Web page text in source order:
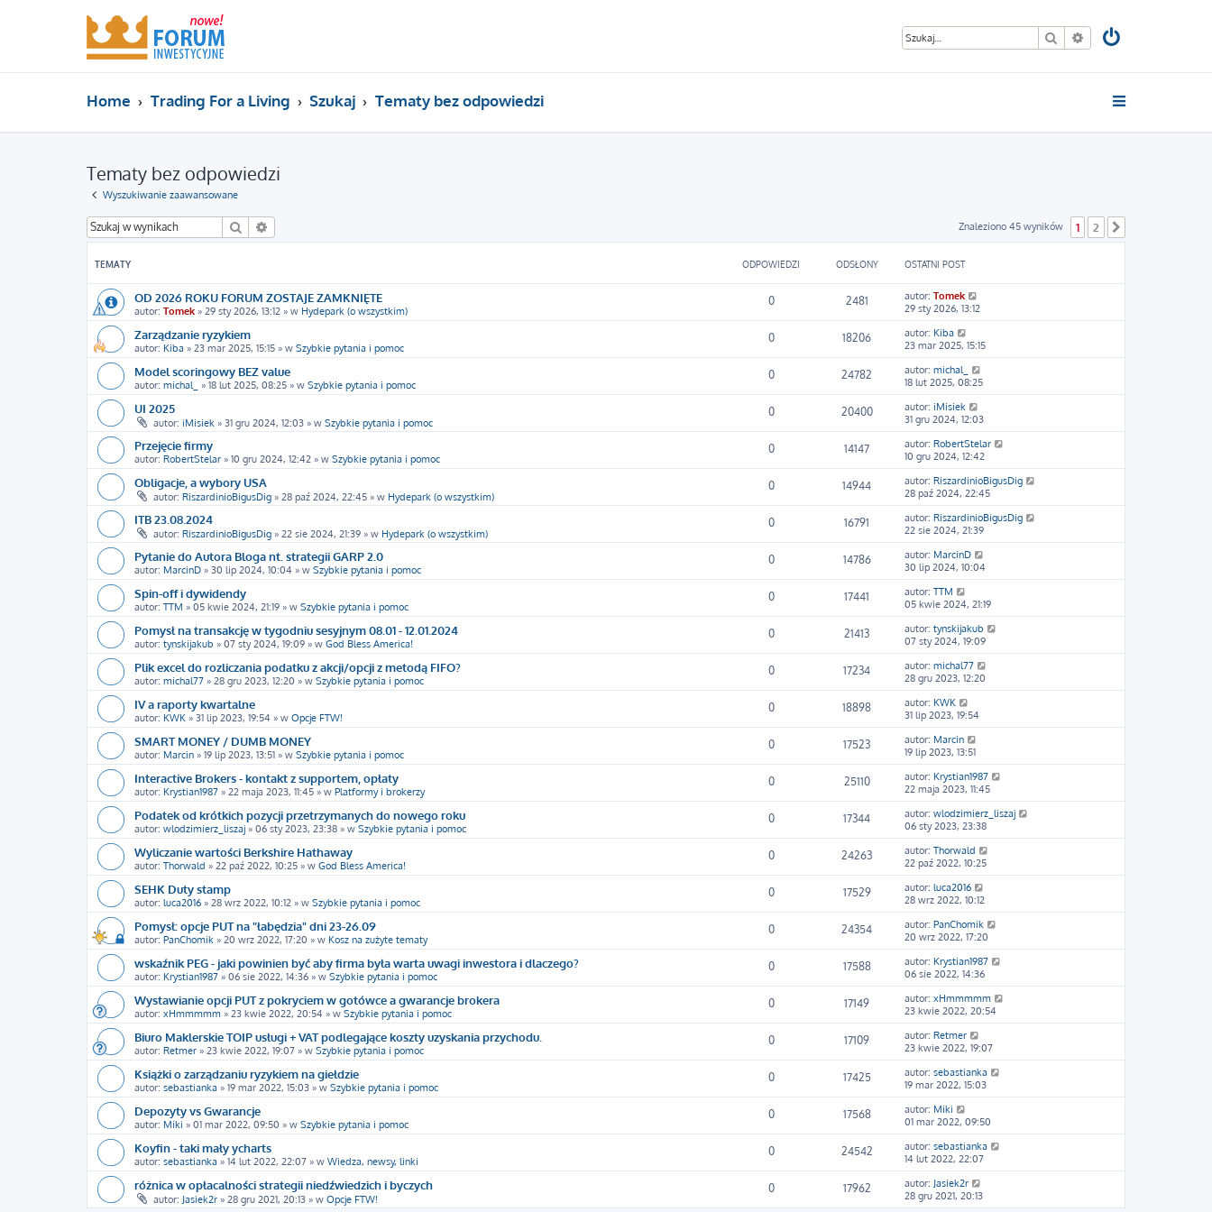
Szukaj Wyszukiwanie
Home Trading For a Living Szukaj Tematy bez odpowiedzi
Tematy bez odpowiedzi
Wyszukiwanie zaawansowane
Szukaj Znaleziono 45 wyników 1 2
TEMATY ODPOWIEDZI ODSŁONY OSTATNI POST
OD 2026 ROKU FORUM ZOSTAJE ZAMKNIĘTE
autor: Tomek » 29 sty 2026, 13:12 » w Hydepark (o wszystkim)
0 2481 autor: Tomek
29 sty 2026, 13:12
Zarządzanie ryzykiem
autor: Kiba » 23 mar 2025, 15:15 » w Szybkie pytania i pomoc
0 18206 autor: Kiba
23 mar 2025, 15:15
Model scoringowy BEZ value
autor: michal_ » 18 lut 2025, 08:25 » w Szybkie pytania i pomoc
0 24782 autor: michal_
18 lut 2025, 08:25
UI 2025
autor: iMisiek » 31 gru 2024, 12:03 » w Szybkie pytania i pomoc
0 20400 autor: iMisiek
31 gru 2024, 12:03
Przejęcie firmy
autor: RobertStelar » 10 gru 2024, 12:42 » w Szybkie pytania i pomoc
0 14147 autor: RobertStelar
10 gru 2024, 12:42
Obligacje, a wybory USA
autor: RiszardinioBigusDig » 28 paź 2024, 22:45 » w Hydepark (o wszystkim)
0 14944 autor: RiszardinioBigusDig
28 paź 2024, 22:45
ITB 23.08.2024
autor: RiszardinioBigusDig » 22 sie 2024, 21:39 » w Hydepark (o wszystkim)
0 16791 autor: RiszardinioBigusDig
22 sie 2024, 21:39
Pytanie do Autora Bloga nt. strategii GARP 2.0
autor: MarcinD » 30 lip 2024, 10:04 » w Szybkie pytania i pomoc
0 14786 autor: MarcinD
30 lip 2024, 10:04
Spin-off i dywidendy
autor: TTM » 05 kwie 2024, 21:19 » w Szybkie pytania i pomoc
0 17441 autor: TTM
05 kwie 2024, 21:19
Pomysł na transakcję w tygodniu sesyjnym 08.01 - 12.01.2024
autor: tynskijakub » 07 sty 2024, 19:09 » w God Bless America!
0 21413 autor: tynskijakub
07 sty 2024, 19:09
Plik excel do rozliczania podatku z akcji/opcji z metodą FIFO?
autor: michal77 » 28 gru 2023, 12:20 » w Szybkie pytania i pomoc
0 17234 autor: michal77
28 gru 2023, 12:20
IV a raporty kwartalne
autor: KWK » 31 lip 2023, 19:54 » w Opcje FTW!
0 18898 autor: KWK
31 lip 2023, 19:54
SMART MONEY / DUMB MONEY
autor: Marcin » 19 lip 2023, 13:51 » w Szybkie pytania i pomoc
0 17523 autor: Marcin
19 lip 2023, 13:51
Interactive Brokers - kontakt z supportem, opłaty
autor: Krystian1987 » 22 maja 2023, 11:45 » w Platformy i brokerzy
0 25110 autor: Krystian1987
22 maja 2023, 11:45
Podatek od krótkich pozycji przetrzymanych do nowego roku
autor: wlodzimierz_liszaj » 06 sty 2023, 23:38 » w Szybkie pytania i pomoc
0 17344 autor: wlodzimierz_liszaj
06 sty 2023, 23:38
Wyliczanie wartości Berkshire Hathaway
autor: Thorwald » 22 paź 2022, 10:25 » w God Bless America!
0 24263 autor: Thorwald
22 paź 2022, 10:25
SEHK Duty stamp
autor: luca2016 » 28 wrz 2022, 10:12 » w Szybkie pytania i pomoc
0 17529 autor: luca2016
28 wrz 2022, 10:12
Pomysł: opcje PUT na "łabędzia" dni 23-26.09
autor: PanChomik » 20 wrz 2022, 17:20 » w Kosz na zużyte tematy
0 24354 autor: PanChomik
20 wrz 2022, 17:20
wskaźnik PEG - jaki powinien być aby firma była warta uwagi inwestora i dlaczego?
autor: Krystian1987 » 06 sie 2022, 14:36 » w Szybkie pytania i pomoc
0 17588 autor: Krystian1987
06 sie 2022, 14:36
Wystawianie opcji PUT z pokryciem w gotówce a gwarancje brokera
autor: xHmmmmm » 23 kwie 2022, 20:54 » w Szybkie pytania i pomoc
0 17149 autor: xHmmmmm
23 kwie 2022, 20:54
Biuro Maklerskie TOIP usługi + VAT podlegające koszty uzyskania przychodu.
autor: Retmer » 23 kwie 2022, 19:07 » w Szybkie pytania i pomoc
0 17109 autor: Retmer
23 kwie 2022, 19:07
Książki o zarządzaniu ryzykiem na giełdzie
autor: sebastianka » 19 mar 2022, 15:03 » w Szybkie pytania i pomoc
0 17425 autor: sebastianka
19 mar 2022, 15:03
Depozyty vs Gwarancje
autor: Miki » 01 mar 2022, 09:50 » w Szybkie pytania i pomoc
0 17568 autor: Miki
01 mar 2022, 09:50
Koyfin - taki mały ycharts
autor: sebastianka » 14 lut 2022, 22:07 » w Wiedza, newsy, linki
0 24542 autor: sebastianka
14 lut 2022, 22:07
różnica w opłacalności strategii niedźwiedzich i byczych
autor: Jasiek2r » 28 gru 2021, 20:13 » w Opcje FTW!
0 17962 autor: Jasiek2r
28 gru 2021, 20:13